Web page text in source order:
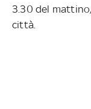
3.30 del
città.